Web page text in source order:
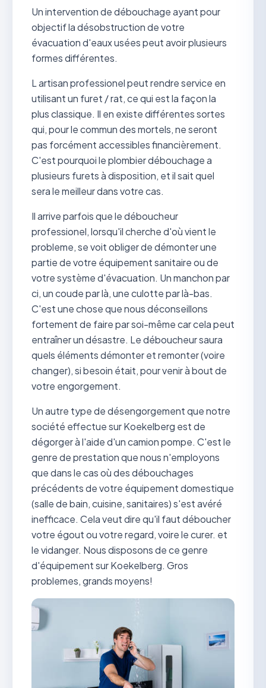
Un intervention de débouchage ayant pour
objectif la désobstruction de votre
évacuation d'eaux usées peut avoir plusieurs
formes différentes.
L artisan professionel peut rendre service en
utilisant un furet / rat, ce qui est la façon la
plus classique. Il en existe différentes sortes
qui, pour le commun des mortels, ne seront
pas forcément accessibles financièrement.
C'est pourquoi le plombier débouchage a
plusieurs furets à disposition, et il sait quel
sera le meilleur dans votre cas.
Il arrive parfois que le déboucheur
professionel, lorsqu'il cherche d'où vient le
probleme, se voit obliger de démonter une
partie de votre équipement sanitaire ou de
votre système d'évacuation. Un manchon par
ci, un coude par là, une culotte par là-bas.
C'est une chose que nous déconseillons
fortement de faire par soi-même car cela peut
entraîner un désastre. Le déboucheur saura
quels éléments démonter et remonter (voire
changer), si besoin était, pour venir à bout de
votre engorgement.
Un autre type de désengorgement que notre
société effectue sur Koekelberg est de
dégorger à l'aide d'un camion pompe. C'est le
genre de prestation que nous n'employons
que dans le cas où des débouchages
précédents de votre équipement domestique
(salle de bain, cuisine, sanitaires) s'est avéré
inefficace. Cela veut dire qu'il faut déboucher
votre égout ou votre regard, voire le curer. et
le vidanger. Nous disposons de ce genre
d'équipement sur Koekelberg. Gros
problemes, grands moyens!